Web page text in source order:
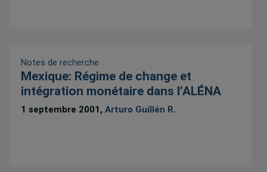
Notes de recherche
Mexique: Régime de change et
intégration monétaire dans l’ALÉNA
1 septembre 2001,Arturo Guillén R.